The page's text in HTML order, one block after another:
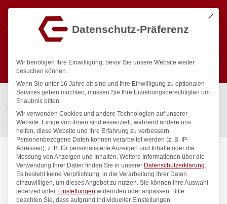
Suchen
Start / Gastronomiebedarf & Gastro Geräte für Profis
Wassertechnik
Wellnes
spa Kneipp’sche Garnitur 3/4″ Ø 27mm 3/4″ ÜM
Mit
Datenschutz-Präferenz
Wir benötigen Ihre Einwilligung, bevor Sie unsere Website weiter
besuchen können.
Wenn Sie unter 16 Jahre alt sind und Ihre Einwilligung zu optionalen
Services geben möchten, müssen Sie Ihre Erziehungsberechtigten um
Erlaubnis bitten.
Wir verwenden Cookies und andere Technologien auf unserer
Website. Einige von ihnen sind essenziell, während andere uns
helfen, diese Website und Ihre Erfahrung zu verbessern.
Personenbezogene Daten können verarbeitet werden (z. B. IP-
Adressen), z. B. für personalisierte Anzeigen und Inhalte oder die
Messung von Anzeigen und Inhalten. Weitere Informationen über die
Verwendung Ihrer Daten finden Sie in unserer Datenschutzerklärung.
Es besteht keine Verpflichtung, in die Verarbeitung Ihrer Daten
einzuwilligen, um dieses Angebot zu nutzen. Sie können Ihre Auswahl
jederzeit unter Einstellungen widerrufen oder anpassen. Bitte
beachten Sie, dass aufgrund individueller Einstellungen